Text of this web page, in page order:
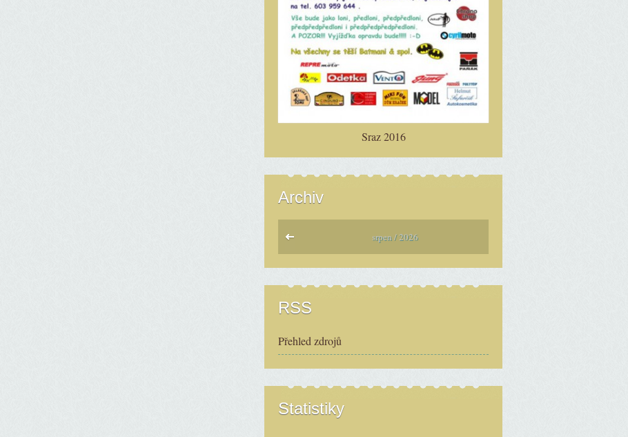
Sraz 2016
Archiv
srpen / 2026
RSS
Přehled zdrojů
Statistiky